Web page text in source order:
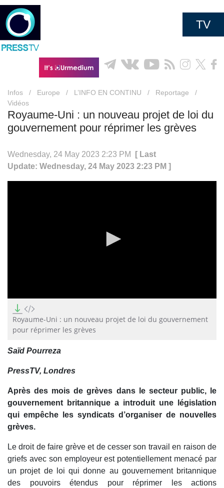
TV
Infos / Europe / L’INFO EN CONTINU / Reportage
/
Vidéos
Royaume-Uni : un nouveau projet de loi du
gouvernement pour réprimer les grèves
Wednesday, 24 May 2023 2:23 PM
[ Last
Update: Wednesday, 24 May 2023 2:23 PM ]
seconds
of
seconds
Royaume-Uni : un nouveau projet de loi du gouvernement
pour réprimer les grèves
Saïd Pourreza
PressTV, Londres
Après des mois de grèves dans le secteur public, le
gouvernement britannique a introduit une législation
qui empêche les syndicats d’organiser de nouvelles
grèves.
Le droit de faire grève et de cesser son travail en raison de
griefs avec son employeur est potentiellement menacé par
un projet de loi qui donne au gouvernement britannique
des pouvoirs étendus pour réprimer les actions